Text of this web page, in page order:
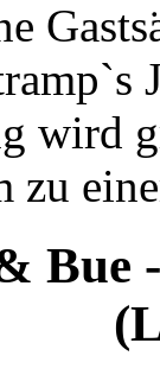
wird
zu
Bue